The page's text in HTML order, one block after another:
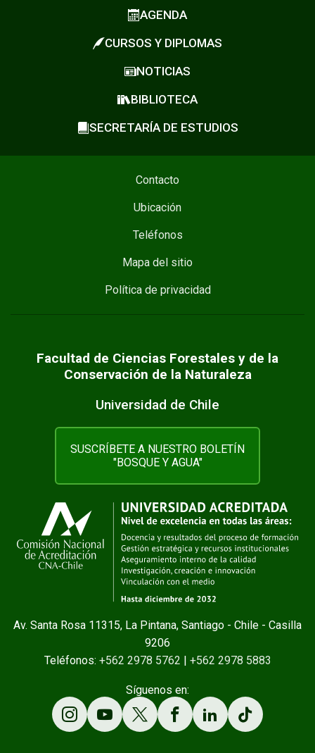
AGENDA
CURSOS Y DIPLOMAS
NOTICIAS
BIBLIOTECA
SECRETARÍA DE ESTUDIOS
Contacto
Ubicación
Teléfonos
Mapa del sitio
Política de privacidad
Facultad de Ciencias Forestales y de la
Conservación de la Naturaleza
Universidad de Chile
SUSCRÍBETE A NUESTRO BOLETÍN
"BOSQUE Y AGUA"
Av. Santa Rosa 11315, La Pintana, Santiago - Chile - Casilla
9206
Teléfonos: +562 2978 5762 | +562 2978 5883
Síguenos en: